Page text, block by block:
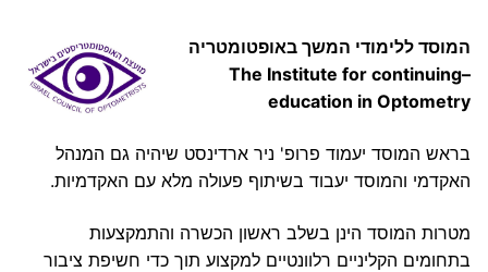
המוסד ללימודי המשך באופטומטריה
–The Institute for continuing
education in Optometry
בראש המוסד יעמוד פרופ' ניר ארדינסט שיהיה גם המנהל
האקדמי והמוסד יעבוד בשיתוף פעולה מלא עם האקדמיות.
מטרות המוסד הינן בשלב ראשון הכשרה והתמקצעות
בתחומים הקליניים רלוונטיים למקצוע תוך כדי חשיפת ציבור